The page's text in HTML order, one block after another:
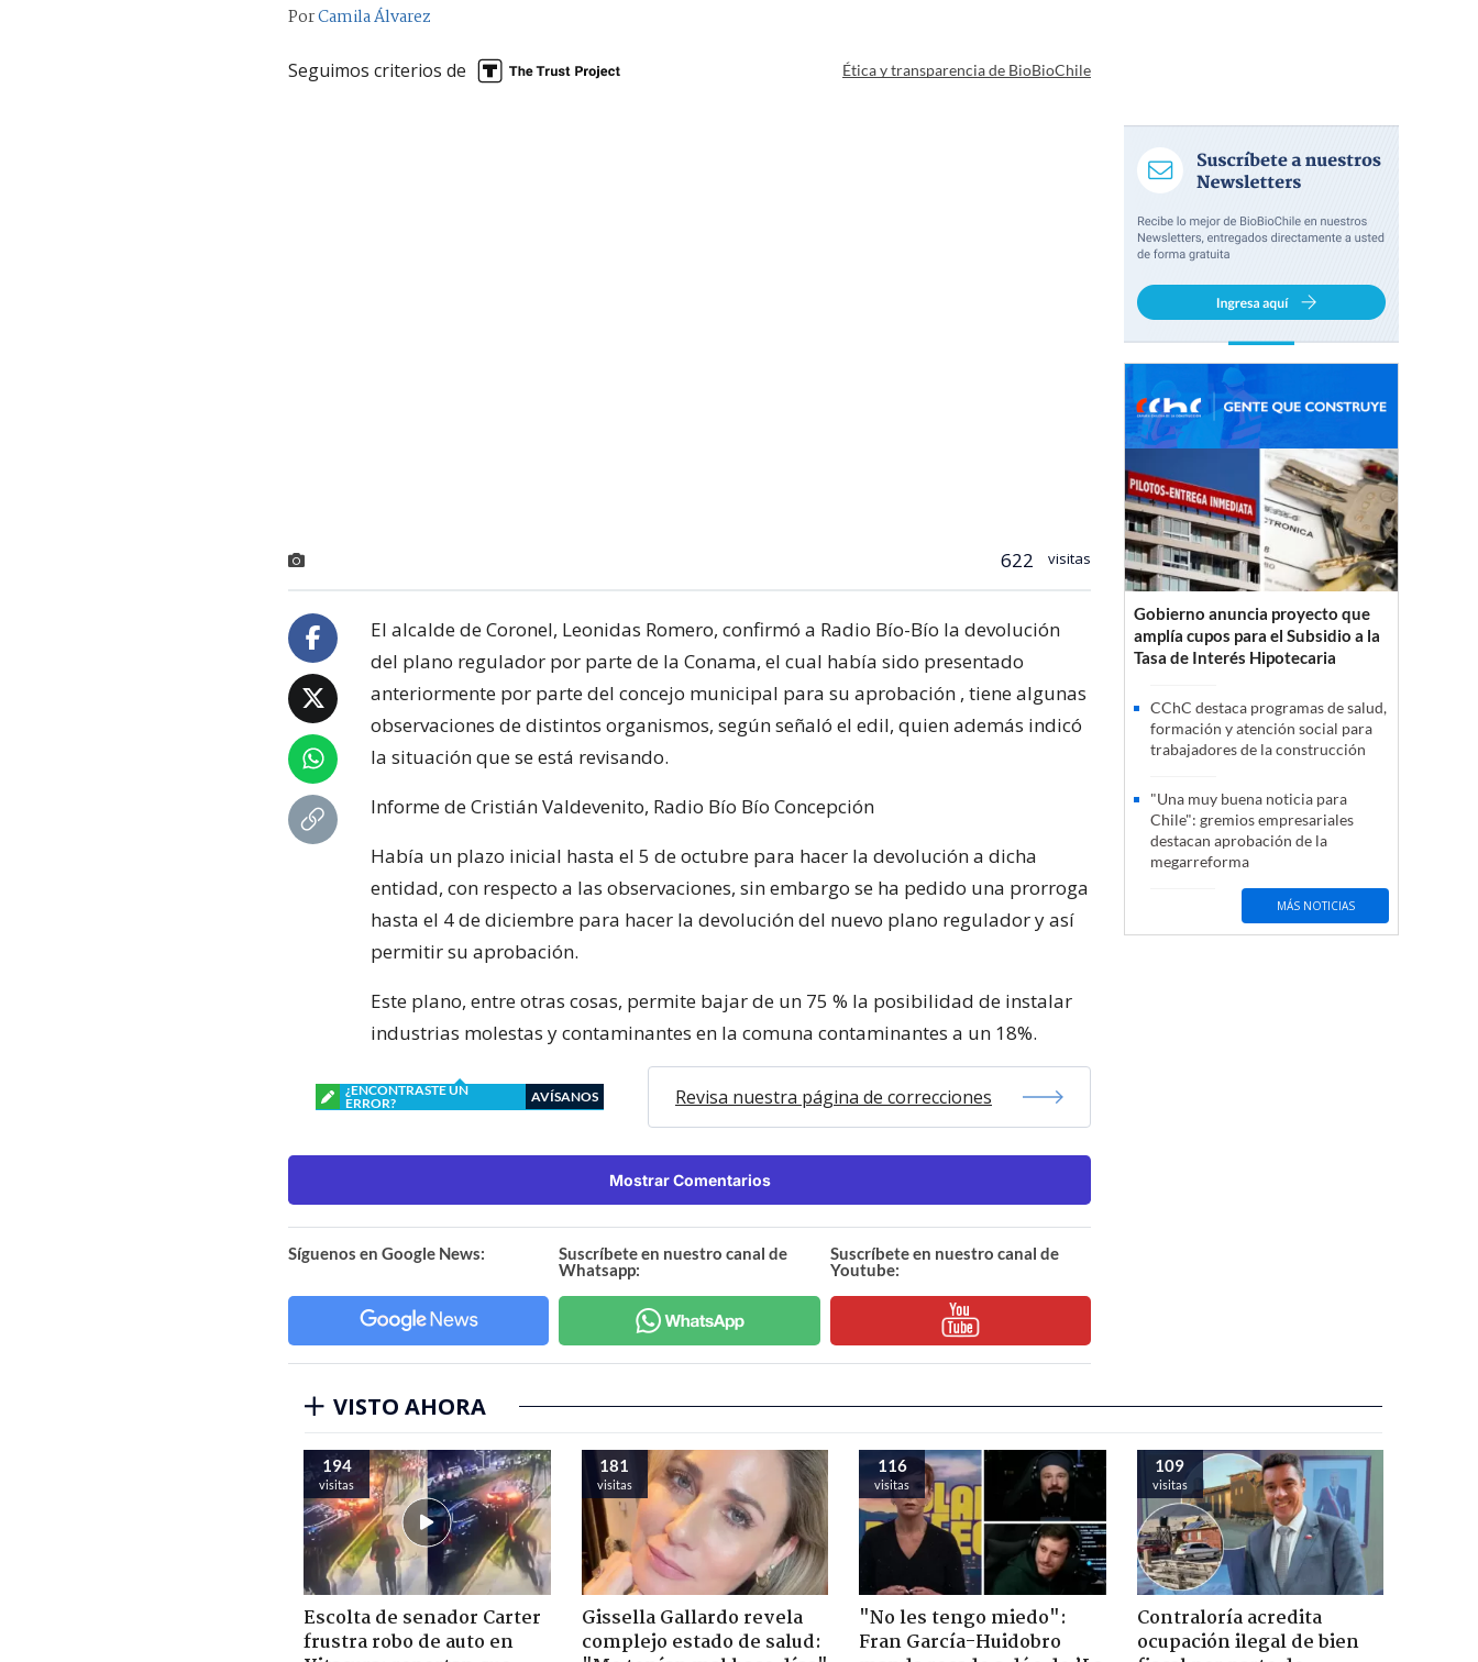
PorCamila Álvarez
Seguimos criterios de Ética y transparencia de BioBioChile
622 visitas
El alcalde de Coronel, Leonidas Romero, confirmó a Radio Bío-Bío la devolución
del plano regulador por parte de la Conama, el cual había sido presentado
anteriormente por parte del concejo municipal para su aprobación , tiene algunas
observaciones de distintos organismos, según señaló el edil, quien además indicó
la situación que se está revisando.
Informe de Cristián Valdevenito, Radio Bío Bío Concepción
Había un plazo inicial hasta el 5 de octubre para hacer la devolución a dicha
entidad, con respecto a las observaciones, sin embargo se ha pedido una prorroga
hasta el 4 de diciembre para hacer la devolución del nuevo plano regulador y así
permitir su aprobación.
Este plano, entre otras cosas, permite bajar de un 75 % la posibilidad de instalar
industrias molestas y contaminantes en la comuna contaminantes a un 18%.
¿ENCONTRASTE UN
ERROR?
AVÍSANOS Revisa nuestra página de correcciones
Mostrar Comentarios
Síguenos en Google News:
Suscríbete en nuestro canal de
Whatsapp:
Suscríbete en nuestro canal de
Youtube:
Gobierno anuncia proyecto que
amplía cupos para el Subsidio a la
Tasa de Interés Hipotecaria
CChC destaca programas de salud,
formación y atención social para
trabajadores de la construcción
"Una muy buena noticia para
Chile": gremios empresariales
destacan aprobación de la
megarreforma
MÁS NOTICIAS
VISTO AHORA
194
visitas
Escolta de senador Carter
frustra robo de auto en
181
visitas
Gissella Gallardo revela
complejo estado de salud:
116
visitas
"No les tengo miedo":
Fran García-Huidobro
109
visitas
Contraloría acredita
ocupación ilegal de bien